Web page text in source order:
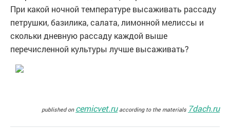
При какой ночной температуре высаживать рассаду
петрушки, базилика, салата, лимонной мелиссы и
скольки дневную рассаду каждой выше
перечисленной культуры лучше высаживать?
published on cemicvet.ruaccording to the materials 7dach.ru